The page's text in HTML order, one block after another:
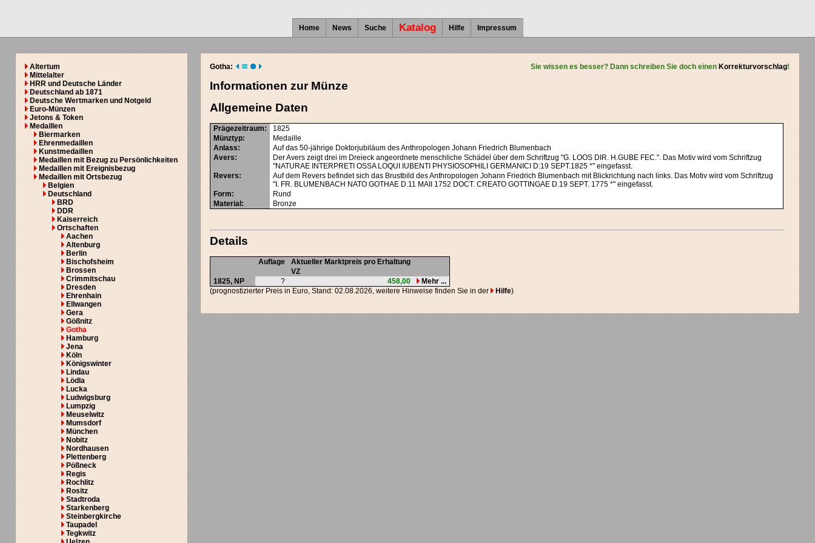
Home News Suche Katalog Hilfe Impressum
Altertum
Mittelalter
HRR und Deutsche Länder
Deutschland ab 1871
Deutsche Wertmarken und Notgeld
Euro-Münzen
Jetons & Token
Medaillen
Biermarken
Ehrenmedaillen
Kunstmedaillen
Medaillen mit Bezug zu Persönlichkeiten
Medaillen mit Ereignisbezug
Medaillen mit Ortsbezug
Belgien
Deutschland
BRD
DDR
Kaiserreich
Ortschaften
Aachen
Altenburg
Berlin
Bischofsheim
Brossen
Crimmitschau
Dresden
Ehrenhain
Ellwangen
Gera
Gößnitz
Gotha
Hamburg
Jena
Köln
Königswinter
Lindau
Lödla
Lucka
Ludwigsburg
Lumpzig
Meuselwitz
Mumsdorf
München
Nobitz
Nordhausen
Plettenberg
Pößneck
Regis
Rochlitz
Rositz
Stadtroda
Starkenberg
Steinbergkirche
Taupadel
Tegkwitz
Gotha: Sie wissen es besser? Dann schreiben Sie doch einen Korrekturvorschlag!
Informationen zur Münze
Allgemeine Daten
Prägezeitraum:
1825
Münztyp:
Medaille
Anlass:
Auf das 50-jährige Doktorjubiläum des Anthropologen Johann Friedrich Blumenbach
Avers:
Der Avers zeigt drei im Dreieck angeordnete menschliche Schädel über dem Schriftzug "G. LOOS DIR. H.GUBE FEC.". Das Motiv wird vom Schriftzug
"NATURAE INTERPRETI OSSA LOQUI IUBENTI PHYSIOSOPHILI GERMANICI D:19 SEPT.1825 *" eingefasst.
Revers:
Auf dem Revers befindet sich das Brustbild des Anthropologen Johann Friedrich Blumenbach mit Blickrichtung nach links. Das Motiv wird vom Schriftzug
"I. FR. BLUMENBACH NATO GOTHAE D.11 MAII 1752 DOCT. CREATO GOTTINGAE D.19 SEPT. 1775 *" eingefasst.
Form:
Rund
Material : Bronze
Details
Auflage
Aktueller Marktpreis pro Erhaltung
VZ
1825, NP ? 458,00
Mehr ...
(prognostizierter Preis in Euro, Stand: 02.08.2026, weitere Hinweise finden Sie in der
Hilfe)